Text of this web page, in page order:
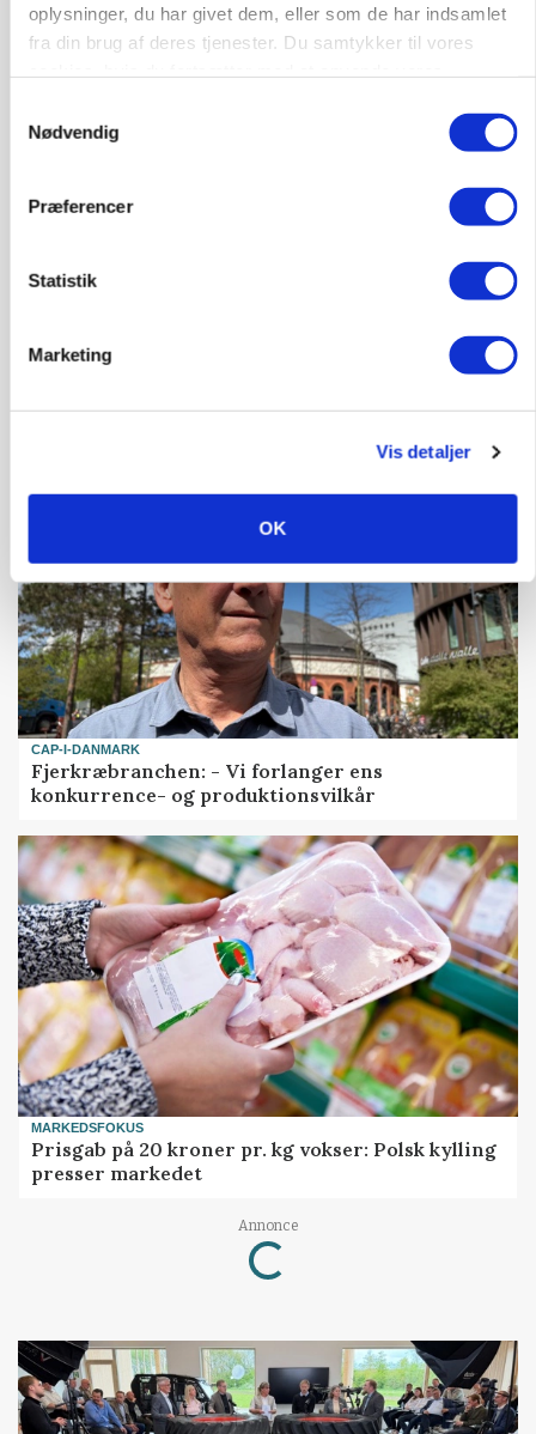
oplysninger, du har givet dem, eller som de har indsamlet
fra din brug af deres tjenester. Du samtykker til vores
Nødvendig
Præferencer
Statistik
Marketing
Vis detaljer
OK
9670, Løgstør 03. aug.
KWS Rallys topper årets sortsforsøg i vinterbyg
CAP-I-DANMARK
Fjerkræbranchen: - Vi forlanger ens
konkurrence- og produktionsvilkår
MARKEDSFOKUS
Prisgab på 20 kroner pr. kg vokser: Polsk kylling
presser markedet
Annonce
Loading...